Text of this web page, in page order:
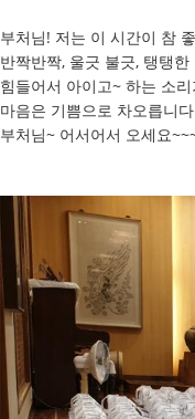
부처님! 저는 이 시간이 참
반짝반짝, 울긋 불긋, 탱탱한
힘들어서 아이고~ 하는 소
마음은 기쁨으로 차오릅니
부처님~ 어서어서 오세요